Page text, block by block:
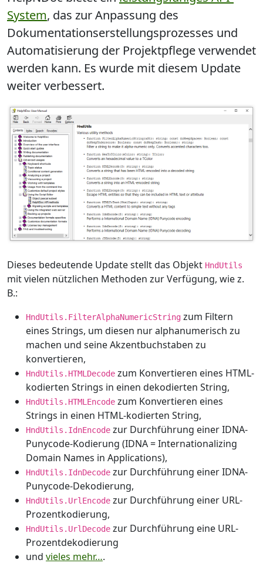
System, das zur Anpassung des
Dokumentationserstellungsprozesses und
Automatisierung der Projektpflegeverwendet
werden kann. Es wurde mit diesem Update
weiter verbessert.
Dieses bedeutende Update stellt das Objekt HndUtils
mit vielen nützlichen Methoden zur Verfügung, wie z.
B.:
HndUtils.FilterAlphaNumericString zum Filtern
eines Strings, um diesen nur alphanumerisch zu
machen und seine Akzentbuchstaben zu
konvertieren,
HndUtils.HTMLDecode zum Konvertieren eines HTML-
kodierten Strings in einen dekodierten String,
HndUtils.HTMLEncode zum Konvertieren eines
Strings in einen HTML-kodierten String,
HndUtils.IdnEncode zur Durchführung einer IDNA-
Punycode-Kodierung (IDNA = Internationalizing
Domain Names in Applications),
HndUtils.IdnDecode zur Durchführung einer IDNA-
Punycode-Dekodierung,
HndUtils.UrlEncode zur Durchführung einer URL-
Prozentkodierung,
HndUtils.UrlDecode zur Durchführung eine URL-
Prozentdekodierung
und vieles mehr….